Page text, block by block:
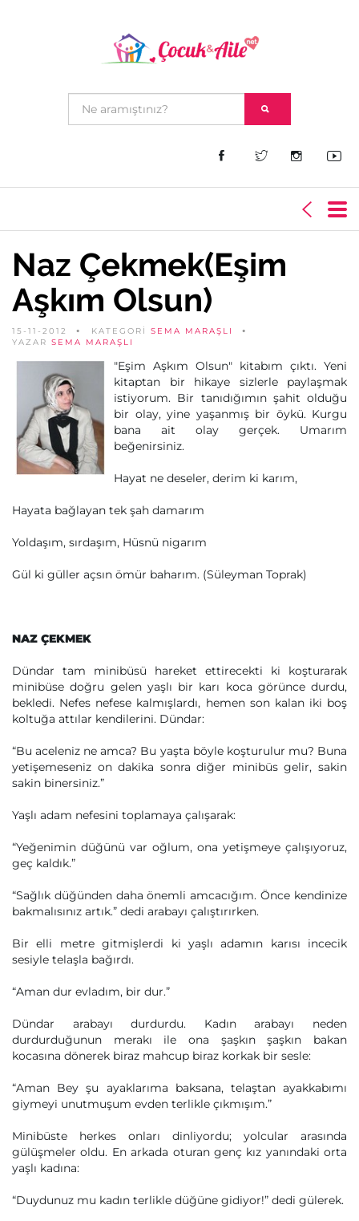
Naz Çekmek(Eşim
Aşkım Olsun)
15-11-2012 KATEGORİ SEMA MARAŞLI
YAZAR SEMA MARAŞLI
"Eşim Aşkım Olsun" kitabım çıktı. Yeni
kitaptan bir hikaye sizlerle paylaşmak
istiyorum. Bir tanıdığımın şahit olduğu
bir olay, yine yaşanmış bir öykü. Kurgu
bana ait olay gerçek. Umarım
beğenirsiniz.
Hayat ne deseler, derim ki karım,
Hayata bağlayan tek şah damarım
Yoldaşım, sırdaşım, Hüsnü nigarım
Gül ki güller açsın ömür baharım. (Süleyman Toprak)
NAZ ÇEKMEK
Dündar tam minibüsü hareket ettirecekti ki koşturarak
minibüse doğru gelen yaşlı bir karı koca görünce durdu,
bekledi. Nefes nefese kalmışlardı, hemen son kalan iki boş
koltuğa attılar kendilerini. Dündar:
“Bu aceleniz ne amca? Bu yaşta böyle koşturulur mu? Buna
yetişemeseniz on dakika sonra diğer minibüs gelir, sakin
sakin binersiniz.”
Yaşlı adam nefesini toplamaya çalışarak:
“Yeğenimin düğünü var oğlum, ona yetişmeye çalışıyoruz,
geç kaldık.”
“Sağlık düğünden daha önemli amcacığım. Önce kendinize
bakmalısınız artık.” dedi arabayı çalıştırırken.
Bir elli metre gitmişlerdi ki yaşlı adamın karısı incecik
sesiyle telaşla bağırdı.
“Aman dur evladım, bir dur.”
Dündar arabayı durdurdu. Kadın arabayı neden
durdurduğunun merakı ile ona şaşkın şaşkın bakan
kocasına dönerek biraz mahcup biraz korkak bir sesle:
“Aman Bey şu ayaklarıma baksana, telaştan ayakkabımı
giymeyi unutmuşum evden terlikle çıkmışım.”
Minibüste herkes onları dinliyordu; yolcular arasında
gülüşmeler oldu. En arkada oturan genç kız yanındaki orta
yaşlı kadına:
“Duydunuz mu kadın terlikle düğüne gidiyor!” dedi gülerek.